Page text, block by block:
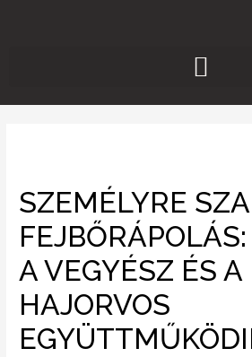
SZEMÉLYRE
A VEGYÉSZ ÉS A
HAJORVOS